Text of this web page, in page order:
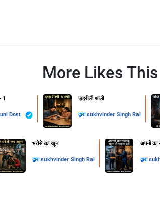
More Likes This
1
Dost
ज़हरीली थाली
द्वाराsukhvinder Singh Rai
​भरोसे का खून
द्वाराsukhvinder Singh Rai
अपनों का
द्वारा